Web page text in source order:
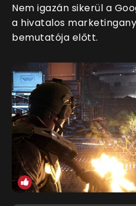
Nem igazán sikerül a
a hivatalos
bemutatója előtt.